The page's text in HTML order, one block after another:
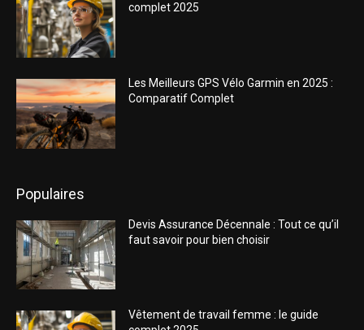
complet 2025
Les Meilleurs GPS Vélo Garmin en 2025 :
Comparatif Complet
Populaires
Devis Assurance Décennale : Tout ce qu’il
faut savoir pour bien choisir
Vêtement de travail femme : le guide